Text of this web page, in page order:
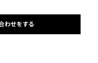
わせをする